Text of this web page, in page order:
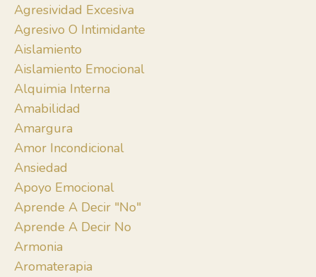
Agresividad Excesiva
Agresivo O Intimidante
Aislamiento
Aislamiento Emocional
Alquimia Interna
Amabilidad
Amargura
Amor Incondicional
Ansiedad
Apoyo Emocional
Aprende A Decir "no"
Aprende A Decir No
Armonia
Aromaterapia